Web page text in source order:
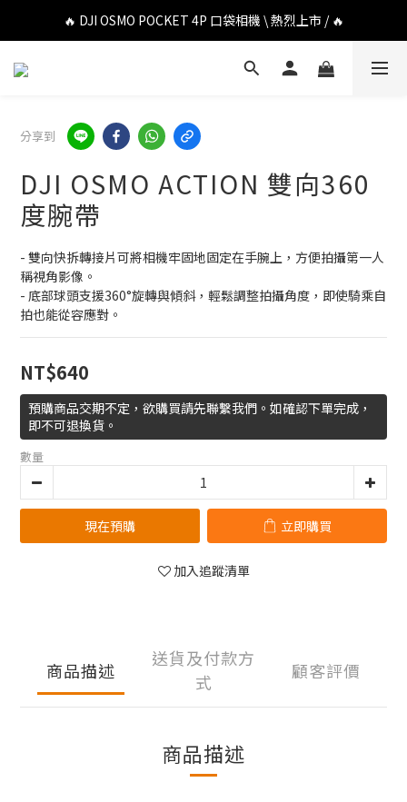
🔥 DJI OSMO POCKET 4P 口袋相機 \ 熱烈上市 / 🔥
🔥 DJI OSMO POCKET 4P 口袋相機 \ 熱烈上市 / 🔥
🔥 Insta360 Luna Ultra 雲台相機 \ 熱烈上市 / 🔥
🔥 DJI OSMO POCKET 4P 口袋相機 \ 熱烈上市 / 🔥
分享到
DJI OSMO ACTION 雙向360
度腕帶
- 雙向快拆轉接片可將相機牢固地固定在手腕上，方便拍攝第一人
稱視角影像。
- 底部球頭支援360°旋轉與傾斜，輕鬆調整拍攝角度，即使騎乘自
拍也能從容應對。
NT$640
預購商品交期不定，欲購買請先聯繫我們。如確認下單完成，
即不可退換貨。
數量
現在預購 立即購買
加入追蹤清單
商品描述
送貨及付款方
式
顧客評價
商品描述